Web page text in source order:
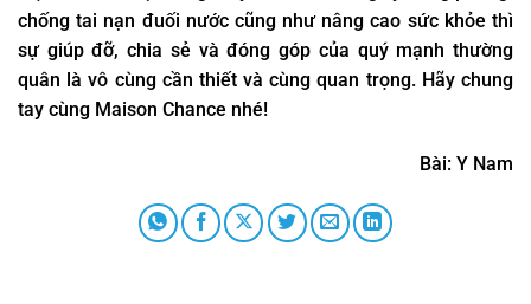
chống tai nạn đuối nước cũng như nâng cao sức khỏe thì
sự giúp đỡ, chia sẻ và đóng góp của quý mạnh thường
quân là vô cùng cần thiết và cùng quan trọng. Hãy chung
tay cùng Maison Chance nhé!
Bài: Y Nam